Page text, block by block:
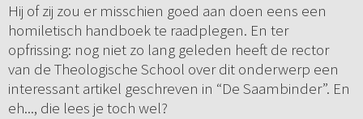
Hij of zij zou er misschien goed aan doen eens een
homiletisch handboek te raadplegen. En ter
opfrissing: nog niet zo lang geleden heeft de rector
van de Theologische School over dit onderwerp een
interessant artikel geschreven in “De Saambinder”. En
eh..., die lees je toch wel?